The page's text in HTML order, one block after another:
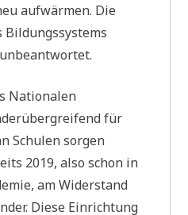
aufwärmen. Die
Bildungssystems
Nationalen
für
Schulen sorgen
2019, also schon in
am Widerstand
Diese Einrichtung